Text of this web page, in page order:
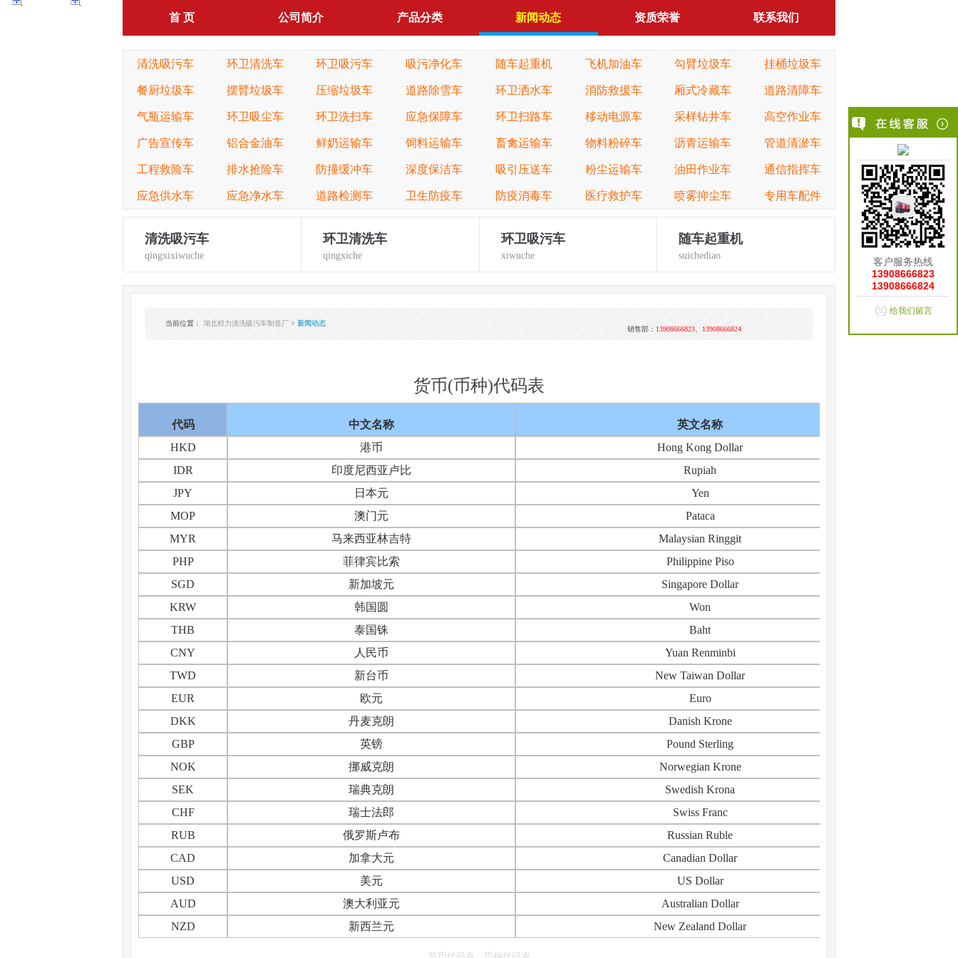
首 页 公司简介 产品分类 新闻动态 资质荣誉 联系我们
清洗吸污车 环卫清洗车 环卫吸污车 吸污净化车 随车起重机 飞机加油车 勾臂垃圾车 挂桶垃圾车
餐厨垃圾车 摆臂垃圾车 压缩垃圾车 道路除雪车 环卫洒水车 消防救援车 厢式冷藏车 道路清障车
气瓶运输车 环卫吸尘车 环卫洗扫车 应急保障车 环卫扫路车 移动电源车 采样钻井车 高空作业车
广告宣传车 铝合金油车 鲜奶运输车 饲料运输车 畜禽运输车 物料粉碎车 沥青运输车 管道清淤车
工程救险车 排水抢险车 防撞缓冲车 深度保洁车 吸引压送车 粉尘运输车 油田作业车 通信指挥车
应急供水车 应急净水车 道路检测车 卫生防疫车 防疫消毒车 医疗救护车 喷雾抑尘车 专用车配件
清洗吸污车
qingxixiwuche
环卫清洗车
qingxiche
环卫吸污车
xiwuche
随车起重机
suichediao
当前位置：湖北程力清洗吸污车制造厂>新闻动态
销售部：13908666823、13908666824
货币(币种)代码表
代码 中文名称 英文名称
HKD
港币
Hong Kong Dollar
IDR
印度尼西亚卢比
Rupiah
JPY
日本元
Yen
MOP
澳门元
Pataca
MYR
马来西亚林吉特
Malaysian Ringgit
PHP
菲律宾比索
Philippine Piso
SGD
新加坡元
Singapore Dollar
KRW
韩国圆
Won
THB
泰国铢
Baht
CNY
人民币
Yuan Renminbi
TWD
新台币
New Taiwan Dollar
EUR
欧元
Euro
DKK
丹麦克朗
Danish Krone
GBP
英镑
Pound Sterling
NOK
挪威克朗
Norwegian Krone
SEK
瑞典克朗
Swedish Krona
CHF
瑞士法郎
Swiss Franc
RUB
俄罗斯卢布
Russian Ruble
CAD
加拿大元
Canadian Dollar
USD
美元
US Dollar
AUD
澳大利亚元
Australian Dollar
NZD
新西兰元 New Zealand Dollar
客户服务热线
13908666823
13908666824
给我们留言